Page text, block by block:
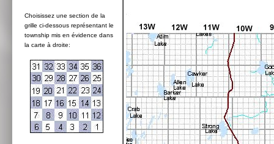
Choisissez une section de la
grille ci-dessous représentant le
township mis en évidence dans
la carte à droite: